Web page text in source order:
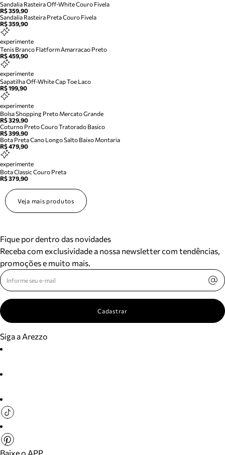
Sandalia Rasteira Off-White Couro Fivela
R$ 359,90
Sandalia Rasteira Preta Couro Fivela
R$ 359,90
experimente
Tenis Branco Flatform Amarracao Preto
R$ 459,90
experimente
Sapatilha Off-White Cap Toe Laco
R$ 199,90
experimente
Bolsa Shopping Preto Mercato Grande
R$ 329,90
Coturno Preto Couro Tratorado Basico
R$ 399,90
Bota Preta Cano Longo Salto Baixo Montaria
R$ 479,90
experimente
Bota Classic Couro Preta
R$ 379,90
Veja mais produtos
Fique por dentro das novidades
Receba com exclusividade a nossa newsletter com tendências,
promoções e muito mais.
Cadastrar
Siga a Arezzo
Baixe o APP